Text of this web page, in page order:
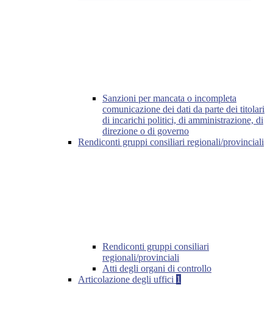
Sanzioni per mancata o incompleta
comunicazione dei dati da parte dei titolari
di incarichi politici, di amministrazione, di
direzione o di governo
Rendiconti gruppi consiliari regionali/provinciali
Rendiconti gruppi consiliari
regionali/provinciali
Atti degli organi di controllo
Articolazione degli uffici 1